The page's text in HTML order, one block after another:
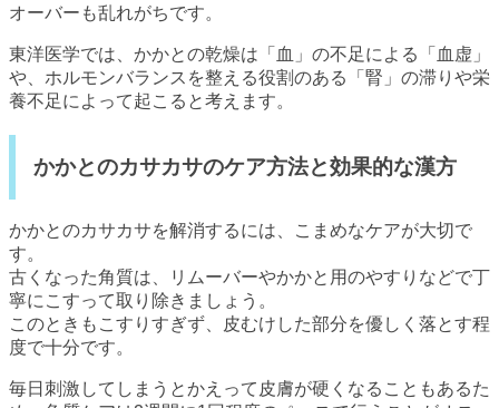
オーバーも乱れがちです。
東洋医学では、かかとの乾燥は「血」の不足による「血虚」
や、ホルモンバランスを整える役割のある「腎」の滞りや栄
養不足によって起こると考えます。
かかとのカサカサのケア方法と効果的な漢方
かかとのカサカサを解消するには、こまめなケアが大切で
す。
古くなった角質は、リムーバーやかかと用のやすりなどで丁
寧にこすって取り除きましょう。
このときもこすりすぎず、皮むけした部分を優しく落とす程
度で十分です。
毎日刺激してしまうとかえって皮膚が硬くなることもあるた